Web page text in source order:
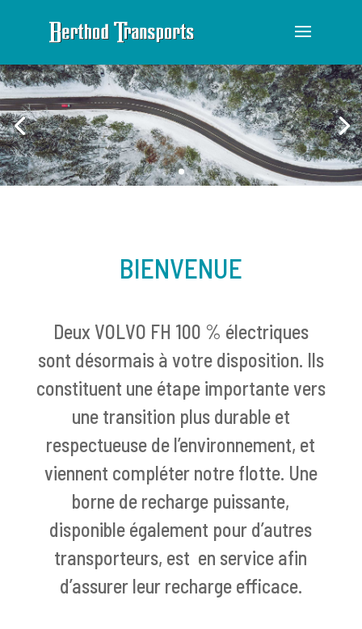
BIENVENUE
Deux VOLVO FH 100 % électriques
sont désormais à votre disposition. Ils
constituent une étape importante vers
une transition plus durable et
respectueuse de l’environnement, et
viennent compléter notre flotte. Une
borne de recharge puissante,
disponible également pour d’autres
transporteurs, est en service afin
d’assurer leur recharge efficace.